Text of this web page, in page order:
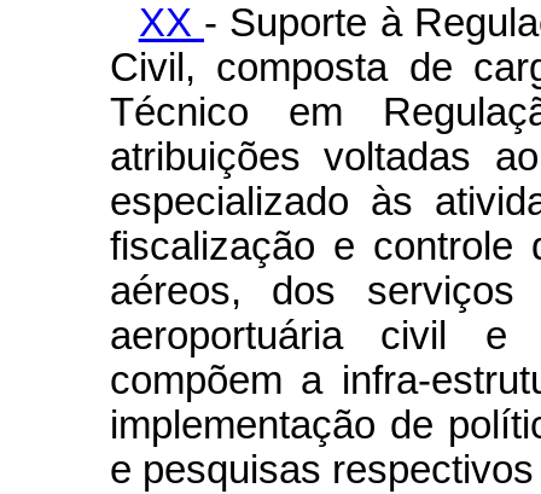
XX - Suporte à
Civil, composta de
Técnico em
atribuições voltadas
especializado às
fiscalização e controle
aéreos, dos serviços
aeroportuária civil
compõem a infra-
implementação de
e pesquisas